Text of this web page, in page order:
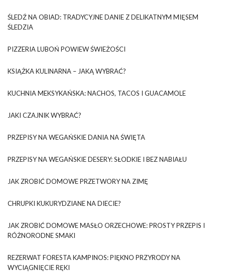
ŚLEDŹ NA OBIAD: TRADYCYJNE DANIE Z DELIKATNYM MIĘSEM
ŚLEDZIA
PIZZERIA LUBOŃ POWIEW ŚWIEŻOŚCI
KSIĄŻKA KULINARNA – JAKĄ WYBRAĆ?
KUCHNIA MEKSYKAŃSKA: NACHOS, TACOS I GUACAMOLE
JAKI CZAJNIK WYBRAĆ?
PRZEPISY NA WEGAŃSKIE DANIA NA ŚWIĘTA
PRZEPISY NA WEGAŃSKIE DESERY: SŁODKIE I BEZ NABIAŁU
JAK ZROBIĆ DOMOWE PRZETWORY NA ZIMĘ
CHRUPKI KUKURYDZIANE NA DIECIE?
JAK ZROBIĆ DOMOWE MASŁO ORZECHOWE: PROSTY PRZEPIS I
RÓŻNORODNE SMAKI
REZERWAT FORESTA KAMPINOS: PIĘKNO PRZYRODY NA
WYCIĄGNIĘCIE RĘKI